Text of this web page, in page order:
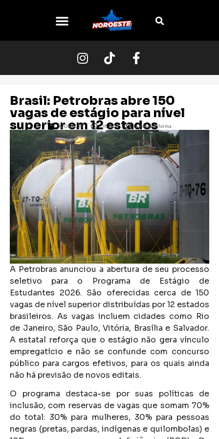
Brasil: Petrobras abre 150
vagas de estágio para nível
superior em 12 estados
14/05/2026 06:00 Noroeste Informa
A Petrobras anunciou a abertura de seu processo
seletivo para o Programa de Estágio de
Estudantes 2026. São oferecidas cerca de 150
vagas de nível superior distribuídas por 12 estados
brasileiros. As vagas incluem cidades como Rio
de Janeiro, São Paulo, Vitória, Brasília e Salvador.
A estatal reforça que o estágio não gera vínculo
empregatício e não se confunde com concurso
público para cargos efetivos, para os quais ainda
não há previsão de novos editais.
O programa destaca-se por suas políticas de
inclusão, com reservas de vagas que somam 70%
do total: 30% para mulheres, 30% para pessoas
negras (pretas, pardas, indígenas e quilombolas) e